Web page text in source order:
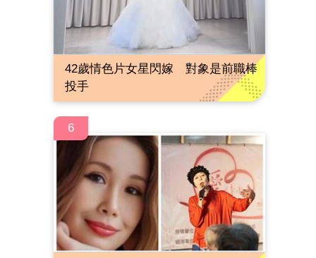
42歲情色片女星閃嫁 對象是前職棒
投手
6